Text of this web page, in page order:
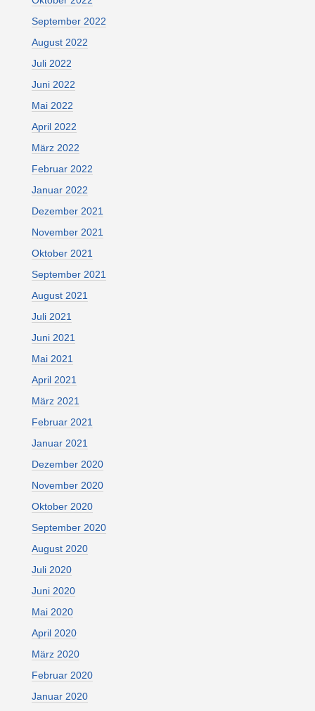
September 2022
August 2022
Juli 2022
Juni 2022
Mai 2022
April 2022
März 2022
Februar 2022
Januar 2022
Dezember 2021
November 2021
Oktober 2021
September 2021
August 2021
Juli 2021
Juni 2021
Mai 2021
April 2021
März 2021
Februar 2021
Januar 2021
Dezember 2020
November 2020
Oktober 2020
September 2020
August 2020
Juli 2020
Juni 2020
Mai 2020
April 2020
März 2020
Februar 2020
Januar 2020